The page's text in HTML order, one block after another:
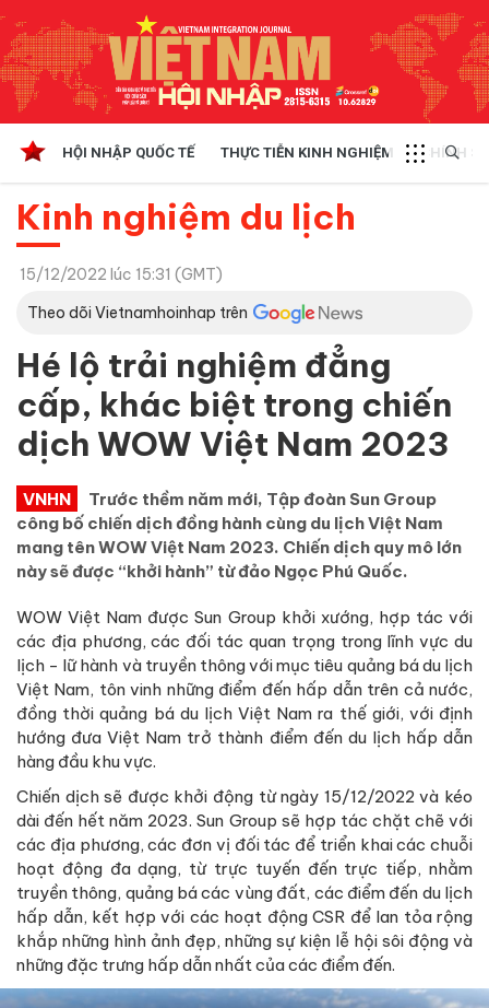
HỘI NHẬP QUỐC TẾ THỰC TIỄN KINH NGHIỆM CHÍNH
Kinh nghiệm du lịch
15/12/2022 lúc 15:31 (GMT)
Theo dõi Vietnamhoinhap trên
Hé lộ trải nghiệm đẳng
cấp, khác biệt trong chiến
dịch WOW Việt Nam 2023
VNHN
Trước thềm năm mới, Tập đoàn Sun Group
công bố chiến dịch đồng hành cùng du lịch Việt Nam
mang tên WOW Việt Nam 2023. Chiến dịch quy mô lớn
này sẽ được “khởi hành” từ đảo Ngọc Phú Quốc.
WOW Việt Nam được Sun Group khởi xướng, hợp tác với
các địa phương, các đối tác quan trọng trong lĩnh vực du
lịch - lữ hành và truyền thông với mục tiêu quảng bá du lịch
Việt Nam, tôn vinh những điểm đến hấp dẫn trên cả nước,
đồng thời quảng bá du lịch Việt Nam ra thế giới, với định
hướng đưa Việt Nam trở thành điểm đến du lịch hấp dẫn
hàng đầu khu vực.
Chiến dịch sẽ được khởi động từ ngày 15/12/2022 và kéo
dài đến hết năm 2023. Sun Group sẽ hợp tác chặt chẽ với
các địa phương, các đơn vị đối tác để triển khai các chuỗi
hoạt động đa dạng, từ trực tuyến đến trực tiếp, nhằm
truyền thông, quảng bá các vùng đất, các điểm đến du lịch
hấp dẫn, kết hợp với các hoạt động CSR để lan tỏa rộng
khắp những hình ảnh đẹp, những sự kiện lễ hội sôi động và
những đặc trưng hấp dẫn nhất của các điểm đến.